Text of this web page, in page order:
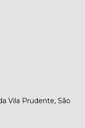
Vila Prudente, São